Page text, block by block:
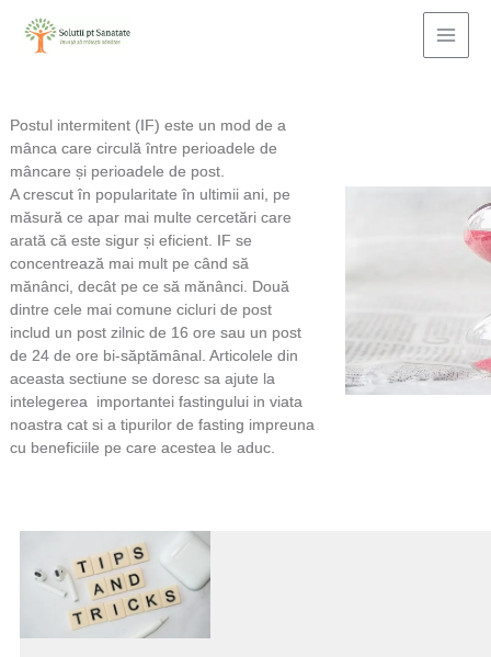
content
Postul intermitent (IF) este un mod de a
mânca care circulă între perioadele de
mâncare și perioadele de post.
A crescut în popularitate în ultimii ani, pe
măsură ce apar mai multe cercetări care
arată că este sigur și eficient. IF se
concentrează mai mult pe când să
mănânci, decât pe ce să mănânci. Două
dintre cele mai comune cicluri de post
includ un post zilnic de 16 ore sau un post
de 24 de ore bi-săptămânal. Articolele din
aceasta sectiune se doresc sa ajute la
intelegerea importantei fastingului in viata
noastra cat si a tipurilor de fasting impreuna
cu beneficiile pe care acestea le aduc.